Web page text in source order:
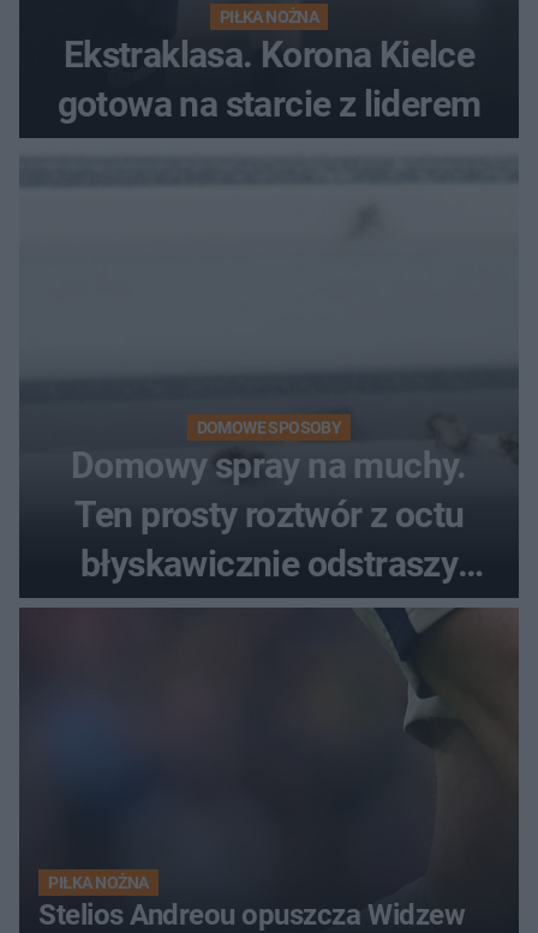
PIŁKA NOŻNA
Ekstraklasa. Korona Kielce
gotowa na starcie z liderem
DOMOWE SPOSOBY
Domowy spray na muchy.
Ten prosty roztwór z octu
błyskawicznie odstraszy
uciążliwe owady
PIŁKA NOŻNA
Stelios Andreou opuszcza Widzew